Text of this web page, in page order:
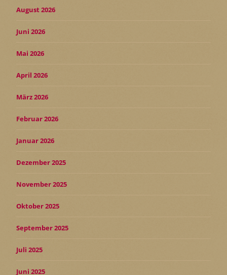
August 2026
Juni 2026
Mai 2026
April 2026
März 2026
Februar 2026
Januar 2026
Dezember 2025
November 2025
Oktober 2025
September 2025
Juli 2025
Juni 2025